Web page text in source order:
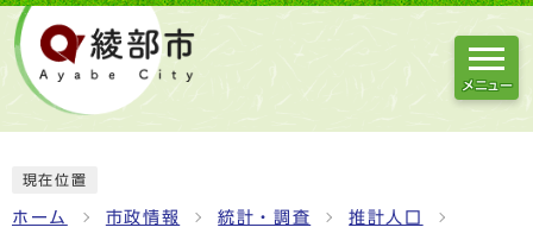
メニュー
現在位置
ホーム 市政情報 統計・調査 推計人口